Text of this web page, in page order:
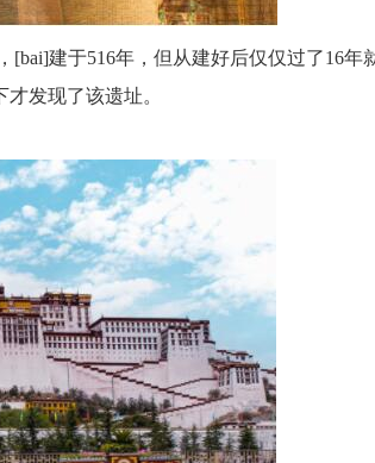
建于516年，但从建好后仅仅过了16年
发现了该遗址。